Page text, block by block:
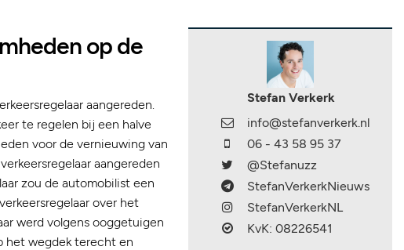
op de
aangereden.
te regelen bij een halve
voor de vernieuwing van
aangereden
zou de automobilist een
over het
werd volgens ooggetuigen
het wegdek terecht en
Stefan Verkerk
info@stefanverkerk.nl
06 - 43 58 95 37
@Stefanuzz
StefanVerkerkNieuws
StefanVerkerkNL
KvK: 08226541